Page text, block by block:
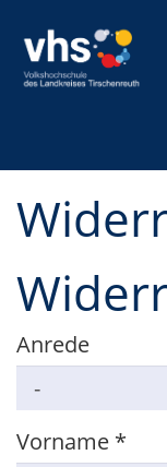
Anrede
Vorname *